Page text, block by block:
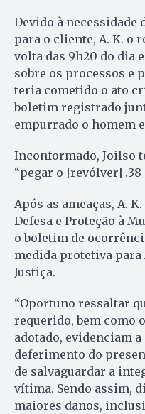
Devido à necessidade
para o cliente, A. K. o
volta das 9h20 do dia
sobre os processos e
teria cometido o ato
boletim registrado
empurrado o homem
Inconformado, Joilso
“pegar o [revólver] .38
Após as ameaças, A.
Defesa e Proteção à
o boletim de
medida protetiva para
Justiça.
“Oportuno ressaltar
requerido, bem como
adotado, evidenciam a
deferimento do
de salvaguardar a
vítima. Sendo assim,
maiores danos,